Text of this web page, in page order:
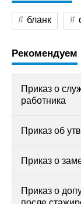
бланк
Рекомендуем
Приказ о
работника
Приказ об
Приказ о
Приказ о